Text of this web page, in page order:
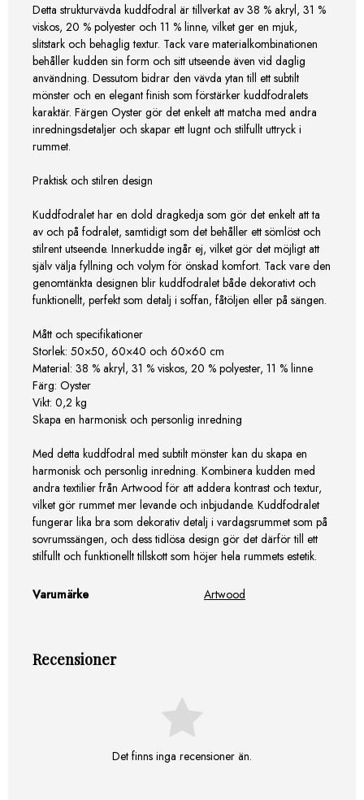
Detta strukturvävda kuddfodral är tillverkat av 38 % akryl, 31 %
viskos, 20 % polyester och 11 % linne, vilket ger en mjuk,
slitstark och behaglig textur. Tack vare materialkombinationen
behåller kudden sin form och sitt utseende även vid daglig
användning. Dessutom bidrar den vävda ytan till ett subtilt
mönster och en elegant finish som förstärker kuddfodralets
karaktär. Färgen Oyster gör det enkelt att matcha med andra
inredningsdetaljer och skapar ett lugnt och stilfullt uttryck i
rummet.
Praktisk och stilren design
Kuddfodralet har en dold dragkedja som gör det enkelt att ta
av och på fodralet, samtidigt som det behåller ett sömlöst och
stilrent utseende. Innerkudde ingår ej, vilket gör det möjligt att
själv välja fyllning och volym för önskad komfort. Tack vare den
genomtänkta designen blir kuddfodralet både dekorativt och
funktionellt, perfekt som detalj i soffan, fåtöljen eller på sängen.
Mått och specifikationer
Storlek: 50×50, 60×40 och 60×60 cm
Material: 38 % akryl, 31 % viskos, 20 % polyester, 11 % linne
Färg: Oyster
Vikt: 0,2 kg
Skapa en harmonisk och personlig inredning
Med detta kuddfodral med subtilt mönster kan du skapa en
harmonisk och personlig inredning. Kombinera kudden med
andra textilier från Artwood för att addera kontrast och textur,
vilket gör rummet mer levande och inbjudande. Kuddfodralet
fungerar lika bra som dekorativ detalj i vardagsrummet som på
sovrumssängen, och dess tidlösa design gör det därför till ett
stilfullt och funktionellt tillskott som höjer hela rummets estetik.
Varumärke Artwood
Recensioner
Det finns inga recensioner än.